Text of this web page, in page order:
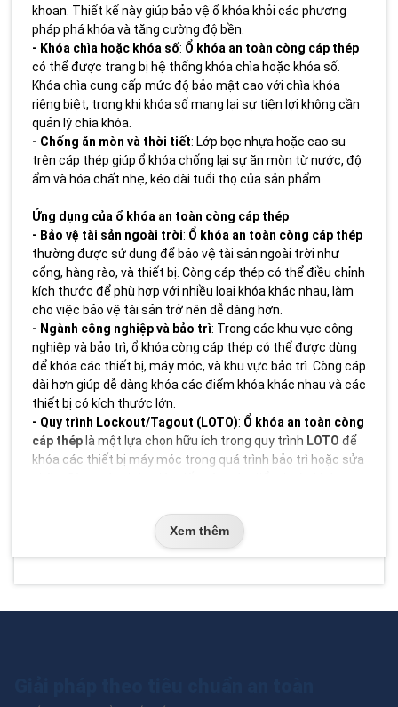
khoan. Thiết kế này giúp bảo vệ ổ khóa khỏi các phương
pháp phá khóa và tăng cường độ bền.
- Khóa chìa hoặc khóa số: Ổ khóa an toàn còng cáp thép
có thể được trang bị hệ thống khóa chìa hoặc khóa số.
Khóa chìa cung cấp mức độ bảo mật cao với chìa khóa
riêng biệt, trong khi khóa số mang lại sự tiện lợi không cần
quản lý chìa khóa.
- Chống ăn mòn và thời tiết: Lớp bọc nhựa hoặc cao su
trên cáp thép giúp ổ khóa chống lại sự ăn mòn từ nước, độ
ẩm và hóa chất nhẹ, kéo dài tuổi thọ của sản phẩm.
Ứng dụng của ổ khóa an toàn còng cáp thép
- Bảo vệ tài sản ngoài trời: Ổ khóa an toàn còng cáp thép
thường được sử dụng để bảo vệ tài sản ngoài trời như
cổng, hàng rào, và thiết bị. Còng cáp thép có thể điều chỉnh
kích thước để phù hợp với nhiều loại khóa khác nhau, làm
cho việc bảo vệ tài sản trở nên dễ dàng hơn.
- Ngành công nghiệp và bảo trì: Trong các khu vực công
nghiệp và bảo trì, ổ khóa còng cáp thép có thể được dùng
để khóa các thiết bị, máy móc, và khu vực bảo trì. Còng cáp
dài hơn giúp dễ dàng khóa các điểm khóa khác nhau và các
thiết bị có kích thước lớn.
- Quy trình Lockout/Tagout (LOTO): Ổ khóa an toàn còng
cáp thép là một lựa chọn hữu ích trong quy trình LOTO để
khóa các thiết bị máy móc trong quá trình bảo trì hoặc sửa
- Bảo vệ tài sản cá nhân: Được sử dụng để khóa các vật
dụng cá nhân như xe đạp, tủ đồ và các khu vực cần bảo vệ,
ổ khóa còng cáp thép là một lựa chọn linh hoạt và hiệu quả.
- Linh hoạt và dễ sử dụng: Còng cáp thép có thể điều
trên cáp thép giúp bảo vệ khỏi sự ăn mòn và các yếu tố
Xem thêm